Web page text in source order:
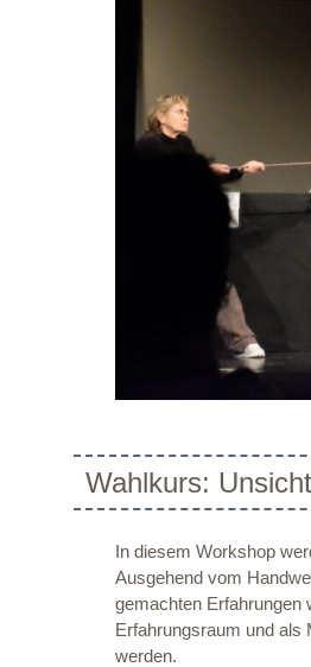
Wahlkurs:
In diesem Workshop
Ausgehend vom
gemachten Erfahrungen
Erfahrungsraum und als
werden.